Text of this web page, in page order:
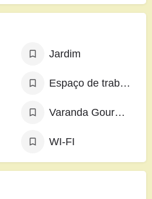
Jardim
Espaço de trabalho exclusivo
Varanda Gourmet
WI-FI